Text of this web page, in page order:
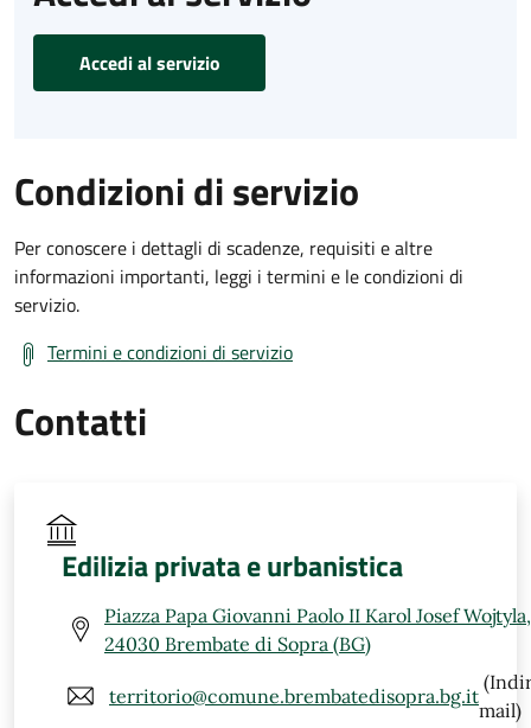
Accedi al servizio
Condizioni di servizio
Per conoscere i dettagli di scadenze, requisiti e altre
informazioni importanti, leggi i termini e le condizioni di
servizio.
Termini e condizioni di servizio
Contatti
Edilizia privata e urbanistica
Piazza Papa Giovanni Paolo II Karol Josef
24030 Brembate di Sopra (BG)
territorio@comune.brembatedisopra.bg.it
mail)